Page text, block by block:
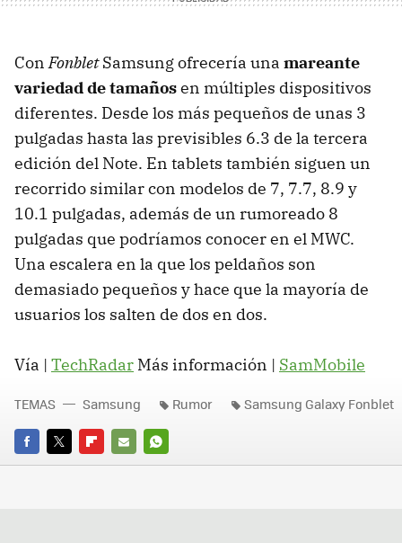
Con FonbletSamsung ofrecería una mareante
variedad de tamañosen múltiples dispositivos
diferentes. Desde los más pequeños de unas 3
pulgadas hasta las previsibles 6.3 de la tercera
edición del Note. En tablets también siguen un
recorrido similar con modelos de 7, 7.7, 8.9 y
10.1 pulgadas, además de un rumoreado 8
pulgadas que podríamos conocer en el MWC.
Una escalera en la que los peldaños son
demasiado pequeños y hace que la mayoría de
usuarios los salten de dos en dos.
Vía | TechRadar Más información | SamMobile
FACEBOOK
TWITTERFLIPBOARD
E-
WHATSAPP
TEMAS Samsung Rumor Samsung Galaxy Fonblet